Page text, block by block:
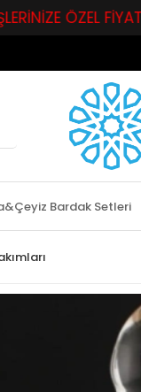
ÖZEL FİYATLAR !
Bardak Setleri